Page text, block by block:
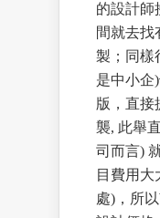
的設計師
間就去找
製；同樣
是中小企
版，直接
襲, 此舉
司而言)
目費用大
處)，所